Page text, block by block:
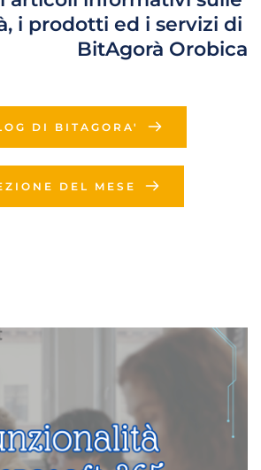
i prodotti ed i servizi di
BitAgorà Orobica
DI BITAGORA'
DEL MESE